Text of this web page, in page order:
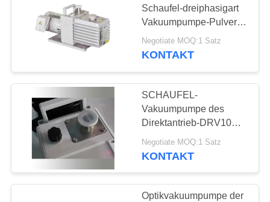
BITTE UM
ANGEBOT
BAOSI
COMPRESSOR
SITEMAP
Trockene
Schrauben-
Vakuumpumpe
WurzelVakuumpumpe
25
Schaufel-dreiphasigart
Vakuumpumpe-Pulver-
beschichtende weiße
Farbe
Negotiate MOQ:1 Satz
KONTAKT
SCHAUFEL-
Vakuumpumpe des
Direktantrieb-DRV10
ölverschmutzte Drehmit
pumpender Raserei von
Negotiate MOQ:1 Satz
KONTAKT
Optikvakuumpumpe der